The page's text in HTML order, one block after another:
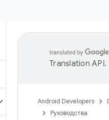
Translation API.
Android Developers
Руководства